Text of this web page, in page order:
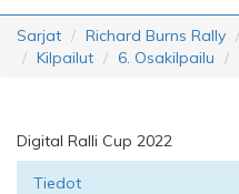
Sarjat Richard Burns Rally
Kilpailut
6. Osakilpailu
Digital Ralli Cup 2022
Tiedot